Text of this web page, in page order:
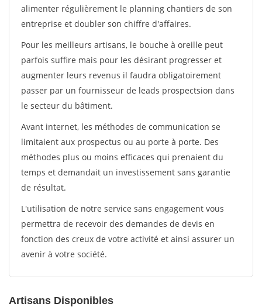
alimenter régulièrement le planning chantiers de son
entreprise et doubler son chiffre d'affaires.
Pour les meilleurs artisans, le bouche à oreille peut
parfois suffire mais pour les désirant progresser et
augmenter leurs revenus il faudra obligatoirement
passer par un fournisseur de leads prospectsion dans
le secteur du bâtiment.
Avant internet, les méthodes de communication se
limitaient aux prospectus ou au porte à porte. Des
méthodes plus ou moins efficaces qui prenaient du
temps et demandait un investissement sans garantie
de résultat.
L'utilisation de notre service sans engagement vous
permettra de recevoir des demandes de devis en
fonction des creux de votre activité et ainsi assurer un
avenir à votre société.
Artisans Disponibles